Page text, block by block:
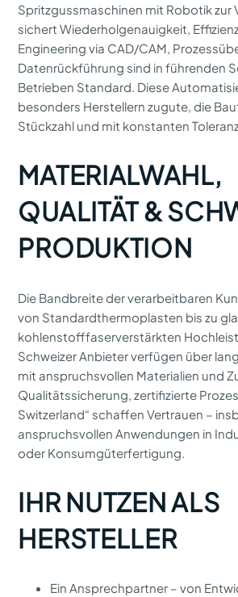
Spritzgussmaschinen mit Robotik zur
sichert Wiederholgenauigkeit,
Engineering via CAD/CAM,
Daten­rückführung sind in führenden
Betrieben Standard. Diese
besonders Herstellern zugute, die
Stückzahl und mit konstanten
MATERIALWAHL,
QUALITÄT &
PRODUKTION
Die Bandbreite der verarbeitbaren
von Standard­thermoplasten bis zu
kohlenstoff­faserverstärkten
Schweizer Anbieter verfügen über
mit anspruchsvollen Materialien und
Qualitätssicherung, zertifizierte
Switzerland“ schaffen Vertrauen –
anspruchsvollen Anwendungen in
oder Konsumgüter­fertigung.
IHR NUTZEN ALS
HERSTELLER
Ein Ansprechpartner – von